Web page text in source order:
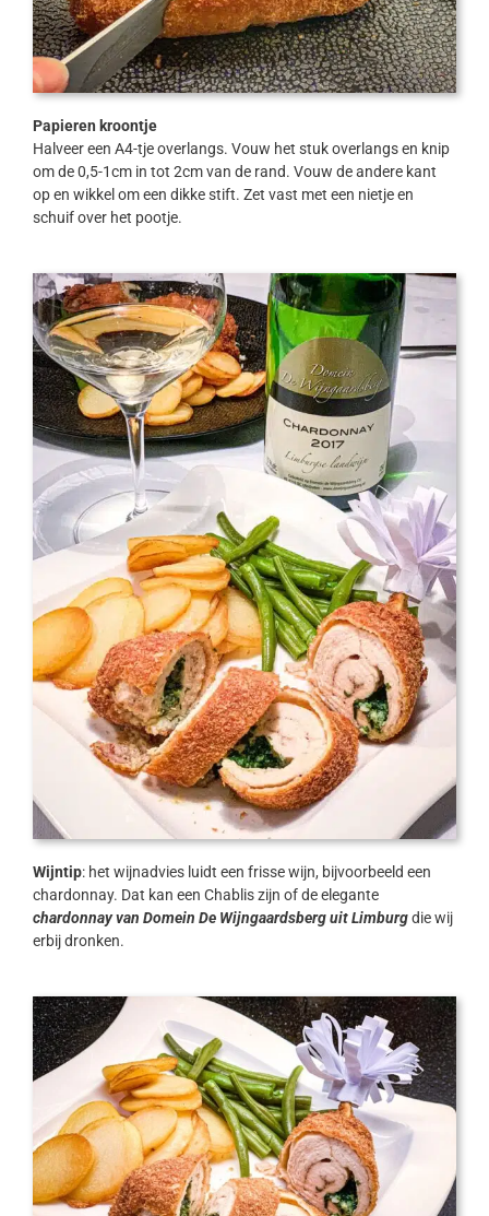
Papieren kroontje
Halveer een A4-tje overlangs. Vouw het stuk overlangs en knip
om de 0,5-1cm in tot 2cm van de rand. Vouw de andere kant
op en wikkel om een dikke stift. Zet vast met een nietje en
schuif over het pootje.
Wijntip: het wijnadvies luidt een frisse wijn, bijvoorbeeld een
chardonnay. Dat kan een Chablis zijn of de elegante
chardonnay van Domein De Wijngaardsberg uit Limburgdie wij
erbij dronken.